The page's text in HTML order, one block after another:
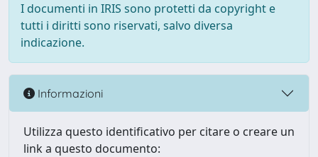
I documenti in IRIS sono protetti da copyright e
tutti i diritti sono riservati, salvo diversa
indicazione.
Informazioni
Utilizza questo identificativo per citare o creare un
link a questo documento: